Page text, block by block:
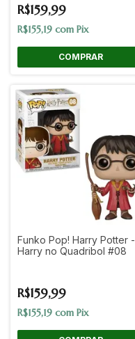
R$159,99
R$155,19 com Pix
Funko Pop! Harry Potter -
Harry no Quadribol #08
R$159,99
R$155,19 com Pix